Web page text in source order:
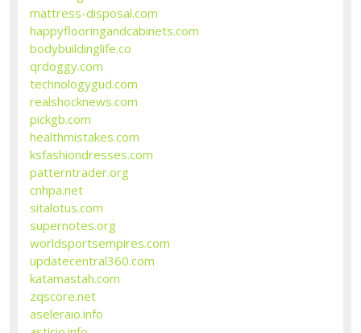
mattress-disposal.com
happyflooringandcabinets.com
bodybuildinglife.co
qrdoggy.com
technologygud.com
realshocknews.com
pickgb.com
healthmistakes.com
ksfashiondresses.com
patterntrader.org
cnhpa.net
sitalotus.com
supernotes.org
worldsportsempires.com
updatecentral360.com
katamastah.com
zqscore.net
aseleraio.info